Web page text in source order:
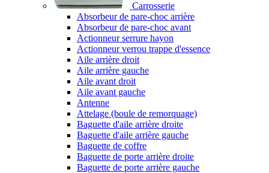
Carrosserie
Absorbeur de pare-choc arrière
Absorbeur de pare-choc avant
Actionneur serrure hayon
Actionneur verrou trappe d'essence
Aile arrière droit
Aile arrière gauche
Aile avant droit
Aile avant gauche
Antenne
Attelage (boule de remorquage)
Baguette d'aile arrière droite
Baguette d'aile arrière gauche
Baguette de coffre
Baguette de porte arrière droite
Baguette de porte arrière gauche